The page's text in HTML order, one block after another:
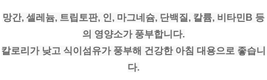
망간, 셀레늄, 트립토판, 인, 마그네슘, 단백질, 칼륨, 비타민B 등
의 영양소가 풍부합니다.
칼로리가 낮고 식이섬유가 풍부해 건강한 아침 대용으로 좋습니
다.